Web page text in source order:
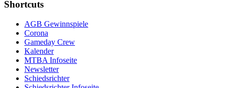
Shortcuts
AGB Gewinnspiele
Corona
Gameday Crew
Kalender
MTBA Infoseite
Newsletter
Schiedsrichter